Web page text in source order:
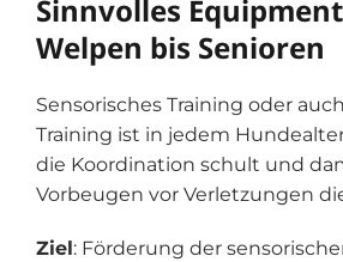
Sinnvolles
Welpen bis Senioren
Sensorisches Training oder
Training ist in jedem
die Koordination schult und
Vorbeugen vor Verletzungen
Ziel: Förderung der